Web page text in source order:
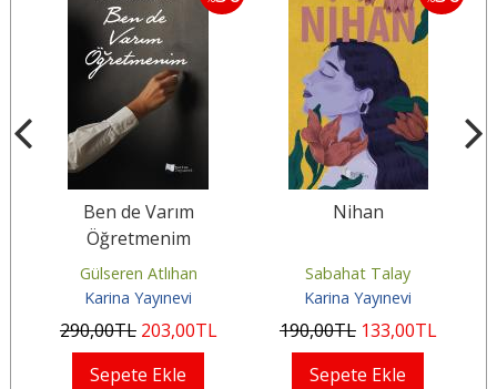
Ben de Varım
Öğretmenim
Gülseren Atlıhan
Karina Yayınevi
290,00TL 203,00TL
Sepete Ekle
Nihan
Sabahat Talay
Karina Yayınevi
190,00TL 133,00TL
Sepete Ekle